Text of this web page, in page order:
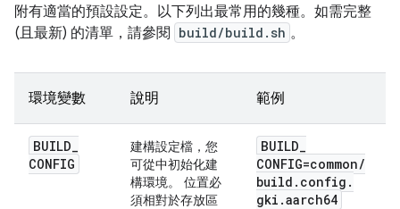
附有適當的預設設定。以下列出最常用的幾種。如需完整
(且最新) 的清單，請參閱
build/build.sh 。
環境變數 說明 範例
BUILD_
CONFIG
建構設定檔，您
可從中初始化建
構環境。 位置必
須相對於存放區
BUILD_
CONFIG=common/
build . config .
gki .aarch64